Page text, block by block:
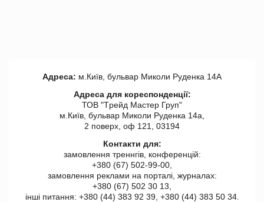
Адреса: м.Київ, бульвар Миколи Руденка 14А
Адреса для кореспонденції:
ТОВ "Tрейд Мастер Груп"
м.Київ, бульвар Миколи Руденка 14а,
2 поверх, оф 121, 03194
Контакти для:
замовлення треннгів, конференцій:
+380 (67) 502-99-00,
замовлення реклами на порталі, журналах:
+380 (67) 502 30 13,
інші питання: +380 (44) 383 92 39, +380 (44) 383 50 34.